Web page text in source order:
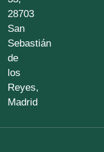
28703
San
Sebastián
de
los
Reyes,
Madrid